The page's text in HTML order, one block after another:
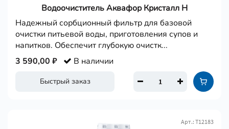
Водоочиститель Аквафор Кристалл Н
Надежный сорбционный фильтр для базовой
очистки питьевой воды, приготовления супов и
напитков. Обеспечит глубокую очистк...
Быстрый заказ
3 590,00 ₽ В наличии
Арт.: Т12183